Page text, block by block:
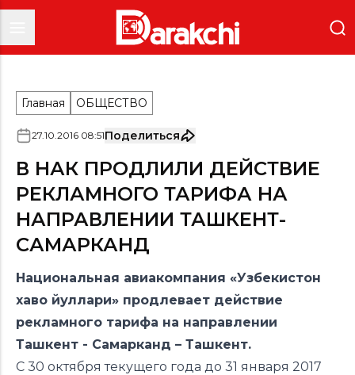
Главная ОБЩЕСТВО
27.10.2016 08:51Поделиться
В НАК ПРОДЛИЛИ ДЕЙСТВИЕ
РЕКЛАМНОГО ТАРИФА НА
НАПРАВЛЕНИИ ТАШКЕНТ-
САМАРКАНД
Национальная авиакомпания «Узбекистон
хаво йуллари» продлевает действие
рекламного тарифа на направлении
Ташкент - Самарканд – Ташкент.
C 30 октября текущего года до 31 января 2017